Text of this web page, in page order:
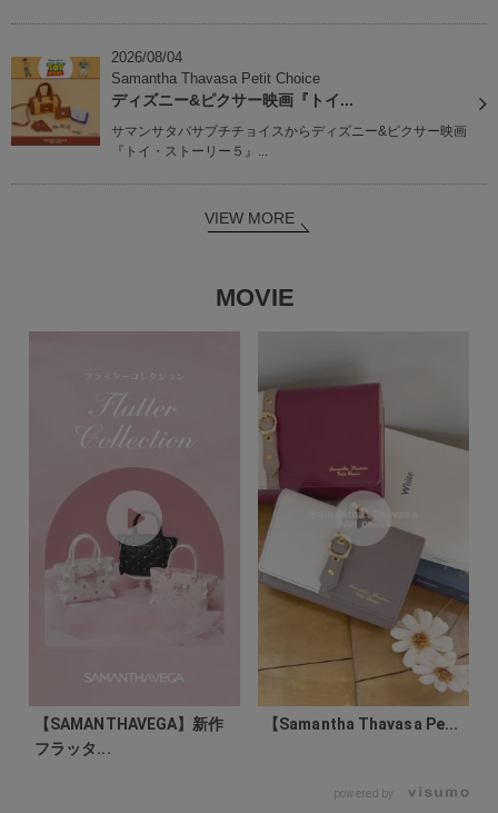
2026/08/04
Samantha Thavasa Petit Choice
ディズニー&ピクサー映画『トイ...
サマンサタバサプチチョイスからディズニー&ピクサー映画
『トイ・ストーリー５』...
VIEW MORE
MOVIE
【SAMANTHAVEGA】新作
フラッタ...
【Samantha Thavasa Pe...
powered by